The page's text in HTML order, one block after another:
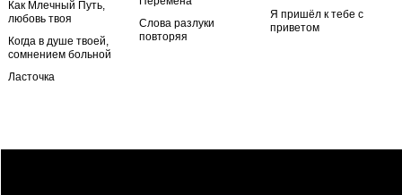
Как Млечный Путь,
любовь твоя
Когда в душе твоей,
сомнением больной
Ласточка
Слова разлуки
повторяя
Я пришёл к тебе с
приветом